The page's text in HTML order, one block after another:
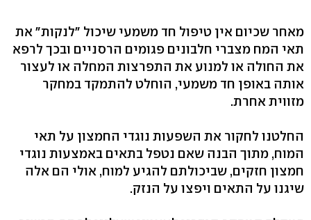
מאחר שכיום אין טיפול חד משמעי שיכול "לנקות" את
תאי המח מצברי חלבונים פגומים הרסניים ובכך לרפא
את החולה או למנוע את התפרצות המחלה או לעצור
אותה באופן חד משמעי, הוחלט להתמקד במחקר
מזווית אחרת.
החלטנו לחקור את השפעות נוגדי החמצון על תאי
המוח, מתוך הבנה שאם נטפל בתאים באמצעות נוגדי
חמצון חזקים, שביכולתם להגיע למוח, אולי הם אלה
שיגנו על התאים ויפצו על הנזק.